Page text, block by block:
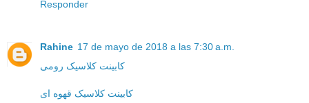
Responder
Rahine 17 de mayo de 2018 a las 7:30 a.m.
کابینت کلاسیک رومی
کابینت کلاسیک قهوه ای